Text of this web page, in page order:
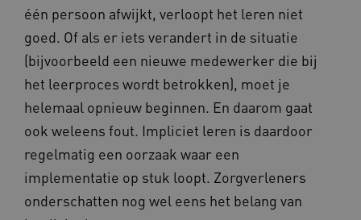
één persoon afwijkt, verloopt het leren niet
goed. Of als er iets verandert in de situatie
(bijvoorbeeld een nieuwe medewerker die bij
het leerproces wordt betrokken), moet je
helemaal opnieuw beginnen. En daarom gaat
ook weleens fout. Impliciet leren is daardoor
regelmatig een oorzaak waar een
implementatie op stuk loopt. Zorgverleners
onderschatten nog wel eens het belang van
_ga_NWZZME161M .kennispleingehandicaptensector.nl
AWSALB
a594.kennispleingehandicaptensector.nl